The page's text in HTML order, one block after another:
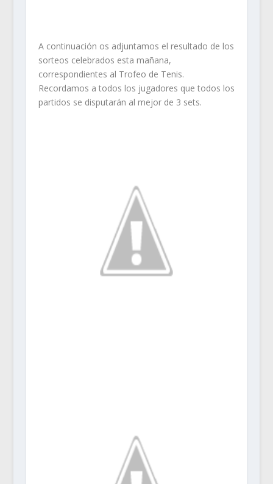
A continuación os adjuntamos el resultado de los
sorteos celebrados esta mañana,
correspondientes al Trofeo de Tenis.
Recordamos a todos los jugadores que todos los
partidos se disputarán al mejor de 3 sets.